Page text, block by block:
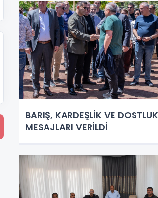
BARIŞ, KARDEŞLİK VE DOSTLUK
MESAJLARI VERİLDİ